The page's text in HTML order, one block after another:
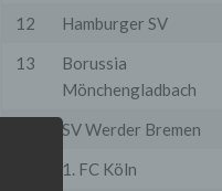
12
Hamburger SV
13
Borussia
Mönchengladbach
SV Werder Bremen
1. FC Köln